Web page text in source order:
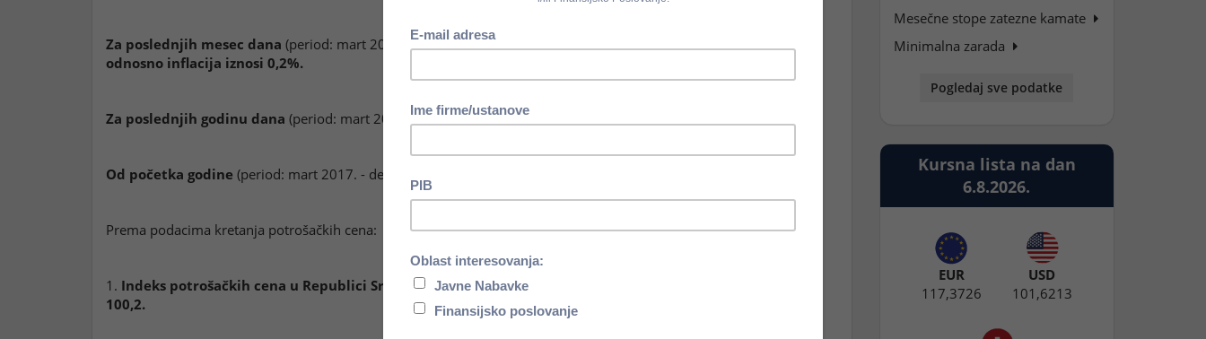
Za poslednjih mesec dana (period: mart 2017. - februar 2017.)zabeležen je rast cena u iznosu od 0,2%,
odnosno inflacija iznosi 0,2%.
Za poslednjih godinu dana (period: mart 2017. - mart 2016.)inflacija iznosi 3,6%.
Od početka godine (period: mart 2017. - decembar 2016.)
Prema podacima kretanja potrošačkih cena:
1. Indeks potrošačkih cena u Republici Srbiji
u martu 2017. godine u odnosu na februar 2017. godine iznosi
100,2.
Mesečne stope zatezne kamate
Minimalna zarada
Pogledaj sve podatke
Kursna lista na dan
6.8.2026.
EUR
117,3726
USD
101,6213